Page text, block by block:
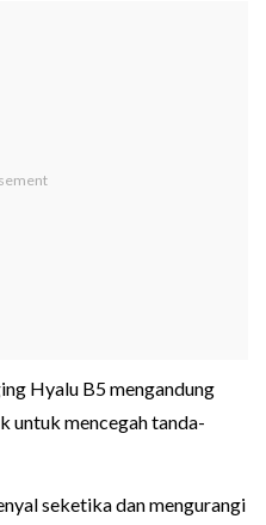
Hyalu B5 mengandung
untuk mencegah tanda-
seketika dan mengurangi